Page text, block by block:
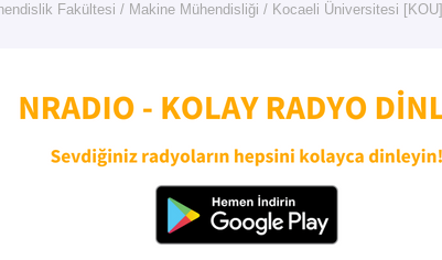
Fakültesi / Makine Mühendisliği / Kocaeli Üniversitesi [KOU]